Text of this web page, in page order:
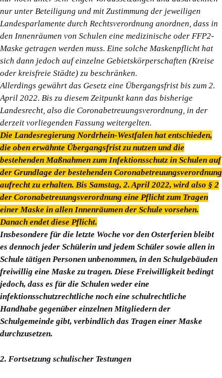
nur unter Beteiligung und mit Zustimmung der jeweiligen
Landesparlamente durch Rechtsverordnung anordnen, dass in
den Innenräumen von Schulen eine medizinische oder FFP2-
Maske getragen werden muss. Eine solche Maskenpflicht hat
sich dann jedoch auf einzelne Gebietskörperschaften (Kreise
oder kreisfreie Städte) zu beschränken.
Allerdings gewährt das Gesetz eine Übergangsfrist bis zum 2.
April 2022. Bis zu diesem Zeitpunkt kann das bisherige
Landesrecht, also die Coronabetreuungsverordnung, in der
derzeit vorliegenden Fassung weitergelten.
Die Landesregierung Nordrhein-Westfalen hat entschieden,
die oben erwähnte Übergangsfrist zu nutzen und die
bestehenden Maßnahmen zum Infektionsschutz in Schulen auf
der Grundlage der bestehenden Coronabetreuungsverordnung
aufrecht zu erhalten. Bis Samstag, 2. April 2022, wird also § 2
der Coronabetreuungsverordnung eine Pflicht zum Tragen
einer Maske in allen Innenräumen der Schule vorsehen.
Danach endet diese Pflicht.
Insbesondere für die letzte Woche vor den Osterferien bleibt
es dennoch jeder Schülerin und jedem Schüler sowie allen in
Schule tätigen Personen unbenommen, in den Schulgebäuden
freiwillig eine Maske zu tragen. Diese Freiwilligkeit bedingt
jedoch, dass es für die Schulen weder eine
infektionsschutzrechtliche noch eine schulrechtliche
Handhabe gegenüber einzelnen Mitgliedern der
Schulgemeinde gibt, verbindlich das Tragen einer Maske
durchzusetzen.
2. Fortsetzung schulischer Testungen